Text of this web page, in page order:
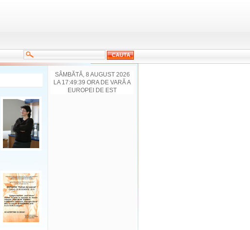
SÂMBĂTĂ, 8 AUGUST 2026
LA 17:49:39 ORA DE VARĂ A
EUROPEI DE EST